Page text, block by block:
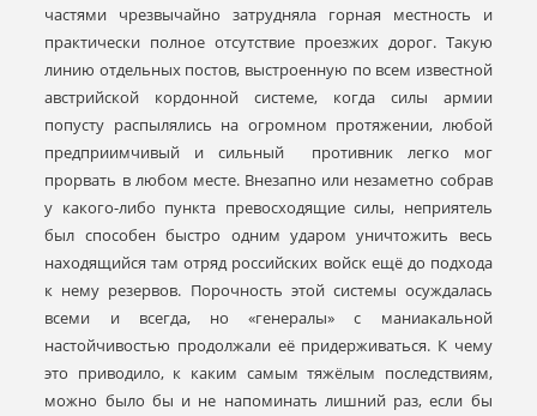
частями чрезвычайно затрудняла горная местность и
практически полное отсутствие проезжих дорог. Такую
линию отдельных постов, выстроенную по всем известной
австрийской кордонной системе, когда силы армии
попусту распылялись на огромном протяжении, любой
предприимчивый и сильный противник легко мог
прорвать в любом месте. Внезапно или незаметно собрав
у какого-либо пункта превосходящие силы, неприятель
был способен быстро одним ударом уничтожить весь
находящийся там отряд российских войск ещё до подхода
к нему резервов. Порочность этой системы осуждалась
всеми и всегда, но «генералы» с маниакальной
настойчивостью продолжали её придерживаться. К чему
это приводило, к каким самым тяжёлым последствиям,
можно было бы и не напоминать лишний раз, если бы